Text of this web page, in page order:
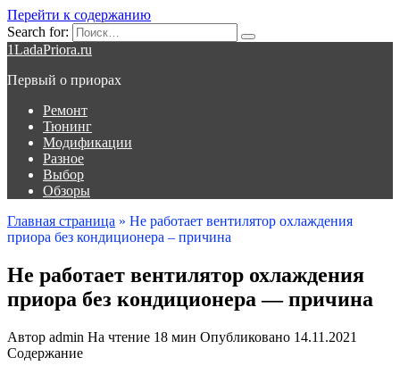
Перейти к содержанию
Search for:
1LadaPriora.ru
Первый о приорах
Ремонт
Тюнинг
Модификации
Разное
Выбор
Обзоры
Главная страница » Не работает вентилятор охлаждения
приора без кондиционера – причина
Не работает вентилятор охлаждения
приора без кондиционера — причина
Автор admin На чтение 18 мин Опубликовано 14.11.2021
Содержание